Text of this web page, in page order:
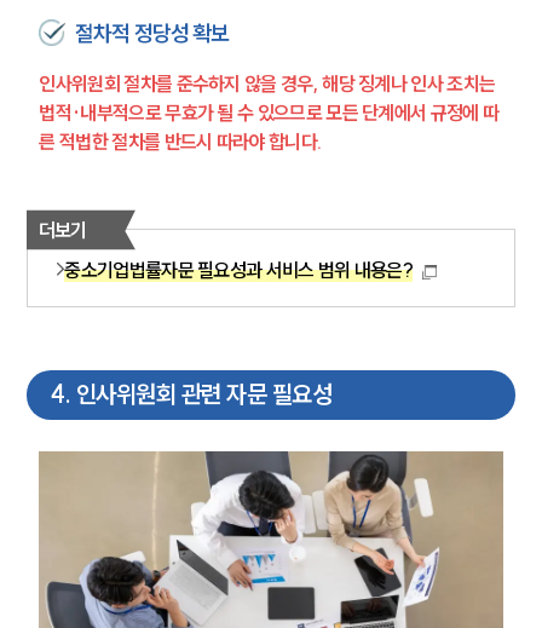
절차적 정당성 확보
인사위원회 절차를 준수하지 않을 경우, 해당 징계나 인사 조치는
법적·내부적으로 무효가 될 수 있으므로 모든 단계에서 규정에 따
른 적법한 절차를 반드시 따라야 합니다.
더보기
중소기업법률자문 필요성과 서비스 범위 내용은?
4. 인사위원회 관련 자문 필요성